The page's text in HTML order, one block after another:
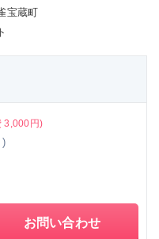
宝蔵町
3,000円)
)
お問い合わせ